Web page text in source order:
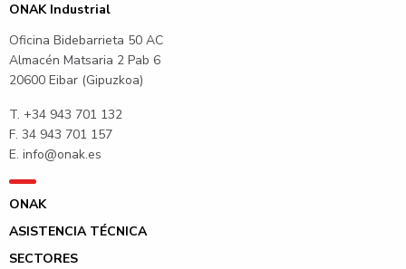
ONAK Industrial
Oficina Bidebarrieta 50 AC
Almacén Matsaria 2 Pab 6
20600 Eibar (Gipuzkoa)
T. +34 943 701 132
F. 34 943 701 157
E. info@onak.es
ONAK
ASISTENCIA TÉCNICA
SECTORES